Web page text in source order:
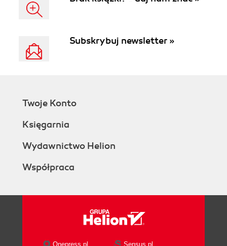
Subskrybuj newsletter »
Twoje Konto
Księgarnia
Wydawnictwo Helion
Współpraca
Onepress.pl Sensus.pl